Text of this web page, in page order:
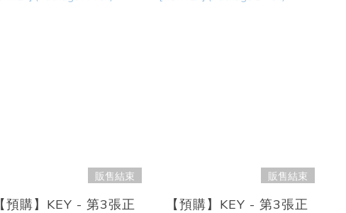
販售結束
【預購】KEY - 第3張正
販售結束
【預購】KEY - 第3張正